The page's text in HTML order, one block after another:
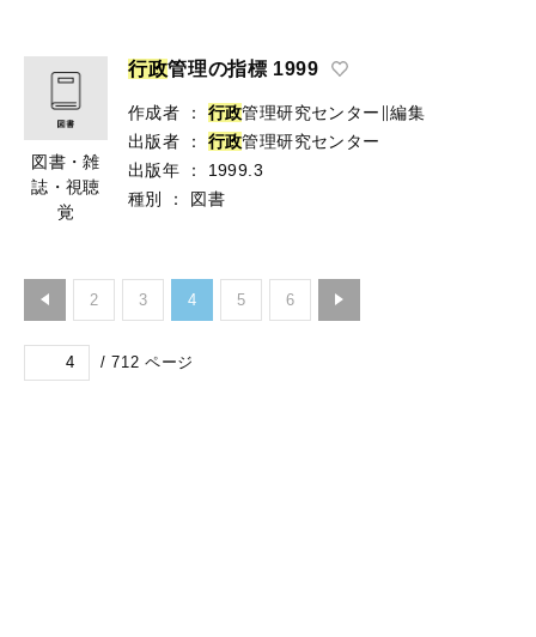
図書・雑
誌・視聴
覚
行政管理の指標 1999
作成者 ： 行政管理研究センター∥編集
出版者
： 行政管理研究センター
出版年
：
1999.3
種別
： 図書
2 3 4 5 6
/ 712 ページ